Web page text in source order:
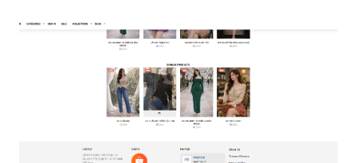
cụ đo lường phổ biến như: 👉 Google Search Console → GA4
→ Facebook Pixel → TikTok Pixel → Short Link →